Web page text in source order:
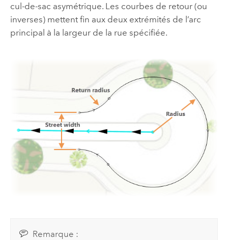
cul-de-sac asymétrique. Les courbes de retour (ou
inverses) mettent fin aux deux extrémités de l’arc
principal à la largeur de la rue spécifiée.
Remarque :